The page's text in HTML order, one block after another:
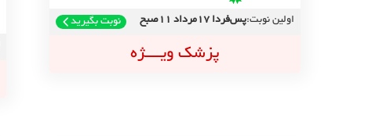
اولین نوبت:پس‌فردا 17مرداد 11صبح نوبت بگیرید
پزشک ویــــژه